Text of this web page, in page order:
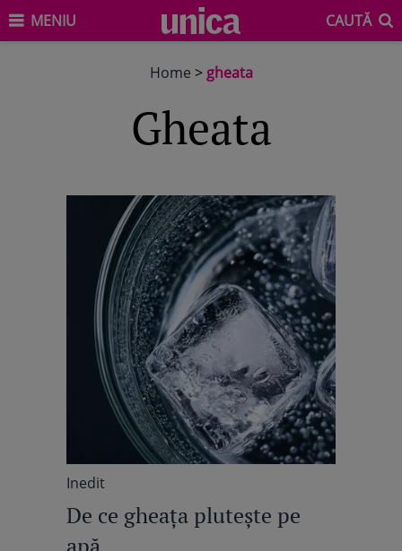
MENIU CAUTĂ
Home > gheata
gheata
Inedit
De ce gheața plutește pe